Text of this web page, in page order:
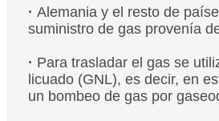
​​​​​​​· Alemania y el resto de
suministro de gas provenía
​​​​​​​· Para trasladar el gas se
licuado (GNL), es decir, en
un bombeo de gas por